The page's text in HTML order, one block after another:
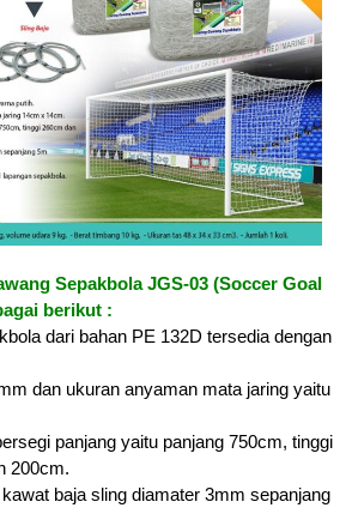
Sepakbola JGS-03 (Soccer Goal
berikut :
dari bahan PE 132D tersedia dengan
dan ukuran anyaman mata jaring yaitu
panjang yaitu panjang 750cm, tinggi
200cm.
baja sling diamater 3mm sepanjang